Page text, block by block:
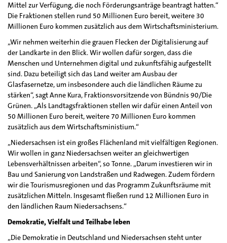
Mittel zur Verfügung, die noch Förderungsanträge beantragt hatten.“
Die Fraktionen stellen rund 50 Millionen Euro bereit, weitere 30
Millionen Euro kommen zusätzlich aus dem Wirtschaftsministerium.
„Wir nehmen weiterhin die grauen Flecken der Digitalisierung auf
der Landkarte in den Blick. Wir wollen dafür sorgen, dass die
Menschen und Unternehmen digital und zukunftsfähig aufgestellt
sind. Dazu beteiligt sich das Land weiter am Ausbau der
Glasfasernetze, um insbesondere auch die ländlichen Räume zu
stärken“, sagt Anne Kura, Fraktionsvorsitzende von Bündnis 90/Die
Grünen. „Als Landtagsfraktionen stellen wir dafür einen Anteil von
50 Millionen Euro bereit, weitere 70 Millionen Euro kommen
zusätzlich aus dem Wirtschaftsministium.“
„Niedersachsen ist ein großes Flächenland mit vielfältigen Regionen.
Wir wollen in ganz Niedersachsen weiter an gleichwertigen
Lebensverhältnissen arbeiten“, so Tonne. „Darum investieren wir in
Bau und Sanierung von Landstraßen und Radwegen. Zudem fördern
wir die Tourismusregionen und das Programm Zukunftsräume mit
zusätzlichen Mitteln. Insgesamt fließen rund 12 Millionen Euro in
den ländlichen Raum Niedersachsens.“
Demokratie, Vielfalt und Teilhabe leben
„Die Demokratie in Deutschland und Niedersachsen steht unter